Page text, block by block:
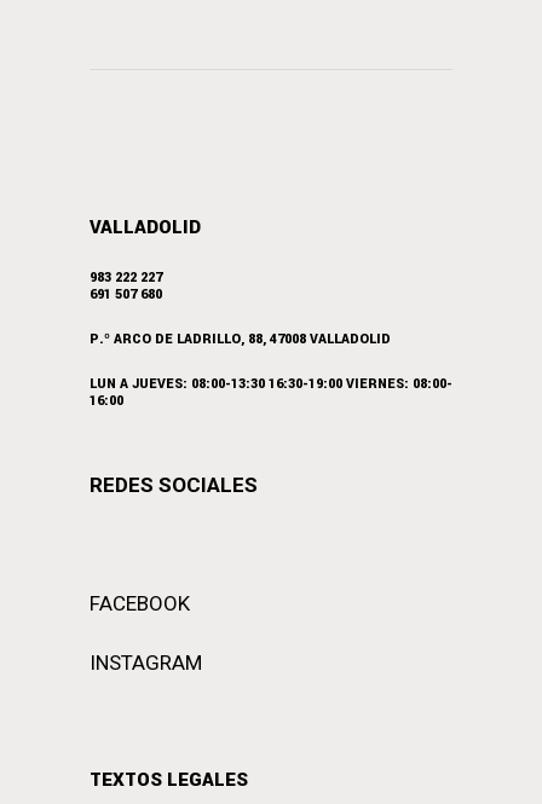
VALLADOLID
983 222 227
691 507 680
P.º ARCO DE LADRILLO, 88, 47008 VALLADOLID
LUN A JUEVES: 08:00-13:30 16:30-19:00 VIERNES: 08:00-
16:00
REDES SOCIALES
FACEBOOK
INSTAGRAM
TEXTOS LEGALES